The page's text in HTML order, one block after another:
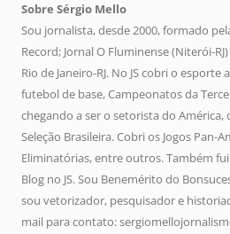
Sobre Sérgio Mello
Sou jornalista, desde 2000, formado
Record; Jornal O Fluminense (Niterói-
Rio de Janeiro-RJ. No JS cobri o
futebol de base, Campeonatos da
chegando a ser o setorista do
Seleção Brasileira. Cobri os Jogos Pan-
Eliminatórias, entre outros. Também
Blog no JS. Sou Benemérito do
sou vetorizador, pesquisador e
mail para contato: